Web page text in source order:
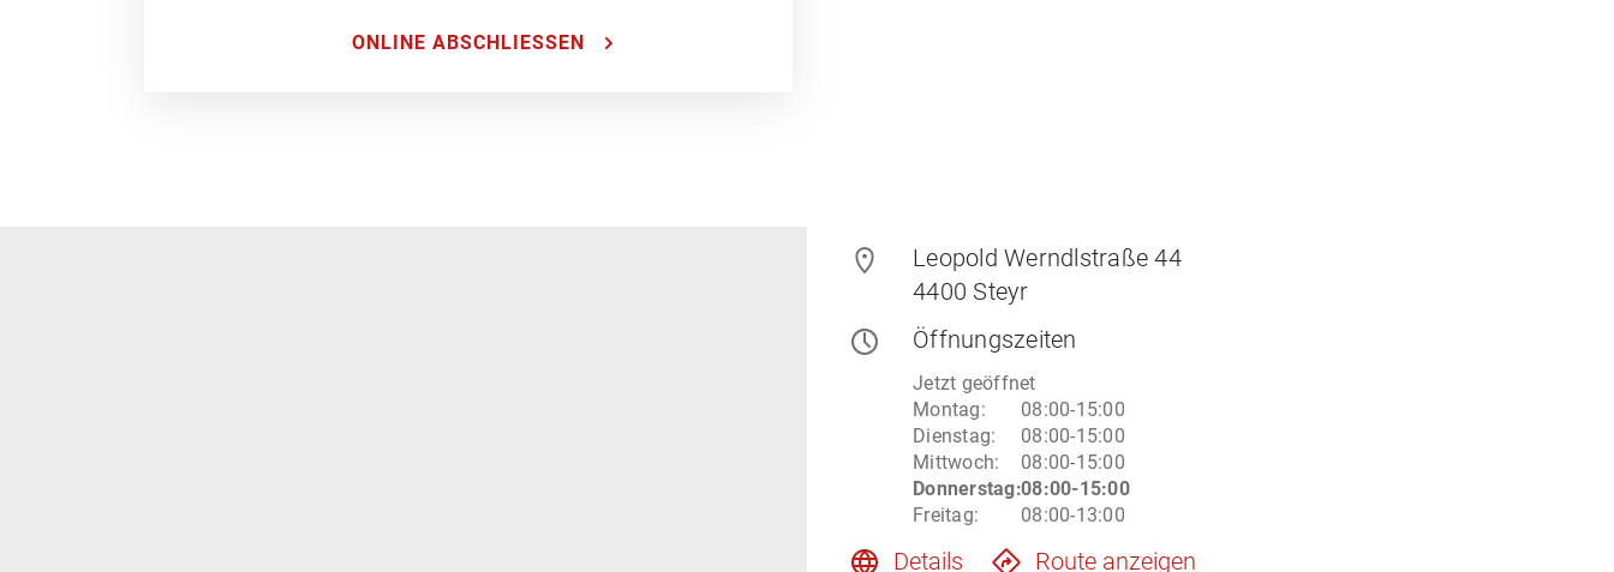
ONLINE ABSCHLIESSEN
Leopold Werndlstraße 44
4400 Steyr
Öffnungszeiten
Jetzt geöffnet
Montag:
08:00-15:00
Dienstag:
08:00-15:00
Mittwoch:
08:00-15:00
Donnerstag:08:00-15:00
Freitag: 08:00-13:00
Details Route anzeigen